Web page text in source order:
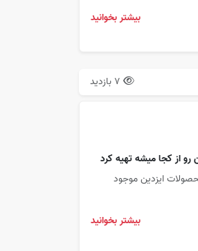
بیشتر بخوانید
از کجا میشه تهیه کرد
ایزدین موجود
بیشتر بخوانید